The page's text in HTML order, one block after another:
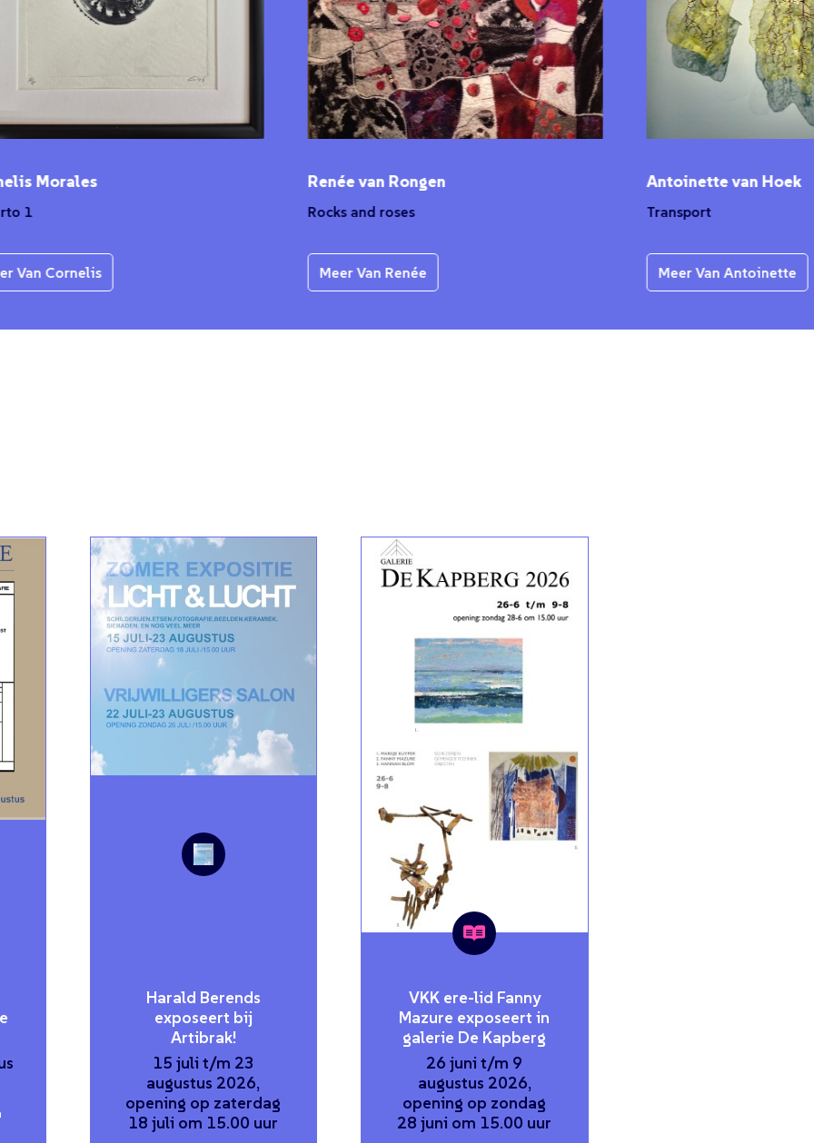
Cornelis
Renée van Rongen
Rocks and roses
Meer Van Renée
Antoinette van Hoek
Transport
Meer Van Antoinette
Harald Berends
exposeert bij
Artibrak!
15 juli t/m 23
augustus 2026,
opening op zaterdag
18 juli om 15.00 uur
VKK ere-lid Fanny
Mazure exposeert in
galerie De Kapberg
26 juni t/m 9
augustus 2026,
opening op zondag
28 juni om 15.00 uur